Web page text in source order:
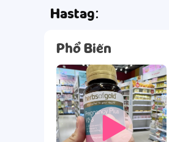
Hastag:
Phổ Biến